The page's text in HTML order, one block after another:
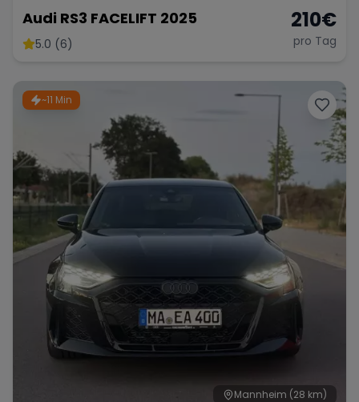
Audi RS3 FACELIFT 2025
5.0 (6)
210€
pro Tag
~11 Min
Mannheim (28 km)